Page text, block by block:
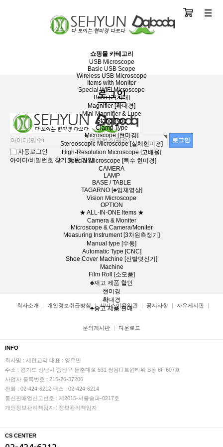
쇼핑몰 카테고리
USB Microscope
Basic USB Scope
Wireless USB Microscope
Items with Moniter
Special WIFI Microscope
Base [거치대]
Magnifier [확대경]
Mini Magnifier & Lupe
Stand Type
Clamp Type
Microscope [현미경]
Stereoscopic Microscope [실체현미경]
High-Resolution Microscope [고배율]
Special Microscope [특수 현미경]
CAMERA
LAMP
BASE / TABLE
TAGARNO [♣입체영상]
Vision Microscope
OPTION
★ ALL-IN-ONE Items ★
Camera & Moniter
Microscope & Camera/Moniter
Measuring Instrument [3차원측정기]
Manual type [수동]
Automatic Type [CNC]
Shoe Cover Machine [신발덧신기]
Machine
Film Roll [소모품]
♣재고 제품 할인
현미경
확대경
♣중고 제품 판매
분류
로그인
자동로그인
아이디/비밀번호 찾기 회원 가입
회사소개 개인정보취급방침 서비스이용약관 공지사항 자유게시판
문의게시판 다운로드
INFO
회사명 : 세현교역 대표 : 양유민
주소 : 경기도 성남시 중원구 둔춘대로 531 쌍용IT트윈타워 B동 6F 607호
사업자 등록번호 : 215-26-37206
전화 : 02-424-6212 팩스 : 02-424-6214
통신판매업신고번호 : 제2015-서울송파-0217호
개인정보관리책임자 : 정보관리책임자
CS CENTER